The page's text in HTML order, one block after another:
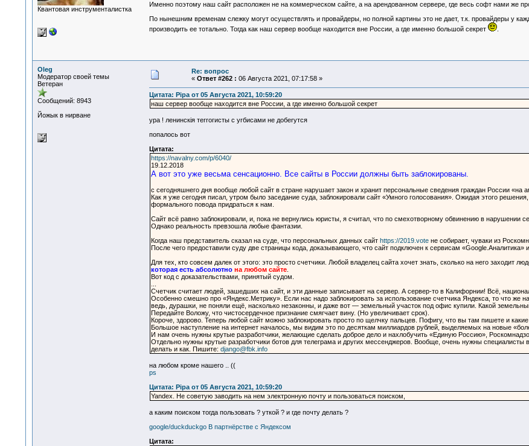
Квантовая инструменталистка
Именно поэтому наш сайт расположен не на коммерческом сайте, а на арендованном сервере, где весь софт нами же
По нынешним временам слежку могут осуществлять и провайдеры, но полной картины это не дает, т.к. провайдеры у
производить ее тотально. Тогда как наш сервер вообще находится вне России, а где именно большой секрет
.
Oleg
Модератор своей темы
Ветеран
Сообщений: 8943
Йожык в нирване
Re: вопрос
« Ответ #262 : 06 Августа 2021, 07:17:58 »
Цитата: Pipa от 05 Августа 2021, 10:59:20
наш сервер вообще находится вне России, а где именно большой секрет
ура ! ленинскiя теrrогисты с уrбисами не добеrутcя
попалось вот
Цитата:
https://navalny.com/p/6040/
19.12.2018
А вот это уже весьма сенсационно. Все сайты в России должны быть заблокированы.
с сегодняшнего дня вообще любой сайт в стране нарушает закон и хранит персональные сведения граждан России «на
Как я уже сегодня писал, утром было заседание суда, заблокировали сайт «Умного голосования». Ожидая этого
формального повода придраться к нам.
Сайт всё равно заблокировали, и, пока не вернулись юристы, я считал, что по смехотворному обвинению в нарушении
Однако реальность превзошла любые фантазии.
Когда наш представитель сказал на суде, что персональных данных сайт https://2019.voteне собирает, чуваки из
После чего предоставили суду две страницы кода, доказывающего, что сайт подключен к сервисам «Google.Аналитика»
Для тех, кто совсем далек от этого: это просто счетчики. Любой владелец сайта хочет знать, сколько на него заходит
которая есть абсолютно на любом сайте.
Вот код с доказательствами, принятый судом.
Счетчик считает людей, зашедших на сайт, и эти данные записывает на сервер. А сервер-то в Калифорнии! Всё,
Особенно смешно про «Яндекс.Метрику». Если нас надо заблокировать за использование счетчика Яндекса, то что же
ведь, дурашки, не поняли ещё, насколько незаконны, и даже вот — земельный участок под офис купили. Какой
Передайте Воложу, что чистосердечное признание смягчает вину. (Но увеличивает срок).
Короче, здорово. Теперь любой сайт можно заблокировать просто по щелчку пальцев. Пофигу, что вы там пишете и какие
Большое наступление на интернет началось, мы видим это по десяткам миллиардов рублей, выделяемых на новые
И нам очень нужны крутые разработчики, желающие сделать доброе дело и нахлобучить «Единую Россию»,
Отдельно нужны крутые разработчики ботов для телеграма и других мессенджеров. Вообще, очень нужны специалисты
делать и как. Пишите: django@fbk.info
на любом кроме нашего .. ((
ps
Цитата: Pipa от 05 Августа 2021, 10:59:20
Yandex. Не советую заводить на нем электронную почту и пользоваться поиском,
а каким поиском тогда пользовать ? уткой ? и где почту делать ?
google/duckduckgo В партнёрстве с Яндексом
Цитата: